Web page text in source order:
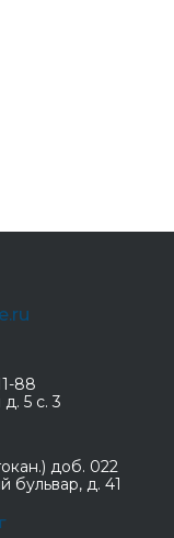
88
5 с. 3
доб. 022
бульвар, д. 41